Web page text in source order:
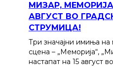
МИЗАР,
АВГУСТ ВО
СТРУМИЦА!
Три значајни имиња на
сцена – „Меморија“,
настапат на 15 август